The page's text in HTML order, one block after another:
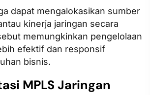
dapat mengalokasikan sumber
kinerja jaringan secara
memungkinkan pengelolaan
efektif dan responsif
bisnis.
MPLS Jaringan